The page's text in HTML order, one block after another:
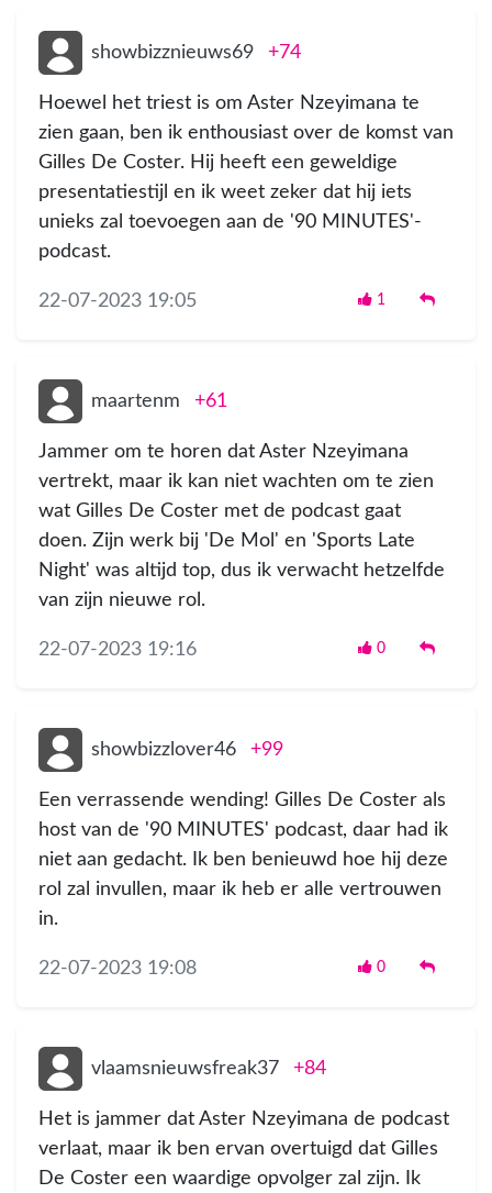
showbizznieuws69 +74
Hoewel het triest is om Aster Nzeyimana te
zien gaan, ben ik enthousiast over de komst van
Gilles De Coster. Hij heeft een geweldige
presentatiestijl en ik weet zeker dat hij iets
unieks zal toevoegen aan de '90 MINUTES'-
podcast.
22-07-2023 19:05 1
maartenm +61
Jammer om te horen dat Aster Nzeyimana
vertrekt, maar ik kan niet wachten om te zien
wat Gilles De Coster met de podcast gaat
doen. Zijn werk bij 'De Mol' en 'Sports Late
Night' was altijd top, dus ik verwacht hetzelfde
van zijn nieuwe rol.
22-07-2023 19:16 0
showbizzlover46 +99
Een verrassende wending! Gilles De Coster als
host van de '90 MINUTES' podcast, daar had ik
niet aan gedacht. Ik ben benieuwd hoe hij deze
rol zal invullen, maar ik heb er alle vertrouwen
in.
22-07-2023 19:08 0
vlaamsnieuwsfreak37 +84
Het is jammer dat Aster Nzeyimana de podcast
verlaat, maar ik ben ervan overtuigd dat Gilles
De Coster een waardige opvolger zal zijn. Ik